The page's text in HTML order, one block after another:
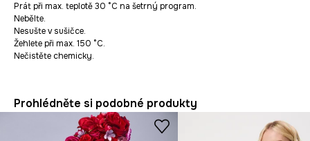
Prát při max. teplotě 30 °C na šetrný program.
Nebělte.
Nesušte v sušičce.
Žehlete při max. 150 °C.
Nečistěte chemicky.
Prohlédněte si podobné produkty